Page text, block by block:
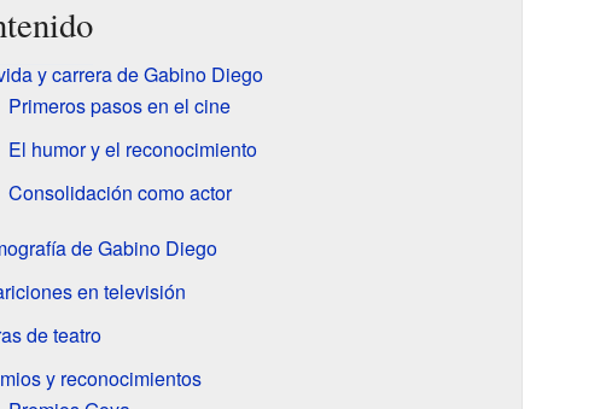
y carrera de Gabino Diego
Primeros pasos en el cine
El humor y el reconocimiento
Consolidación como actor
de Gabino Diego
en televisión
de teatro
y reconocimientos